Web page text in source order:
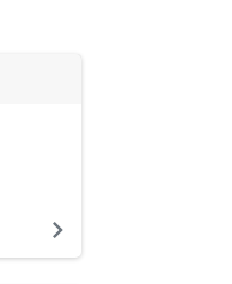
navigate_next